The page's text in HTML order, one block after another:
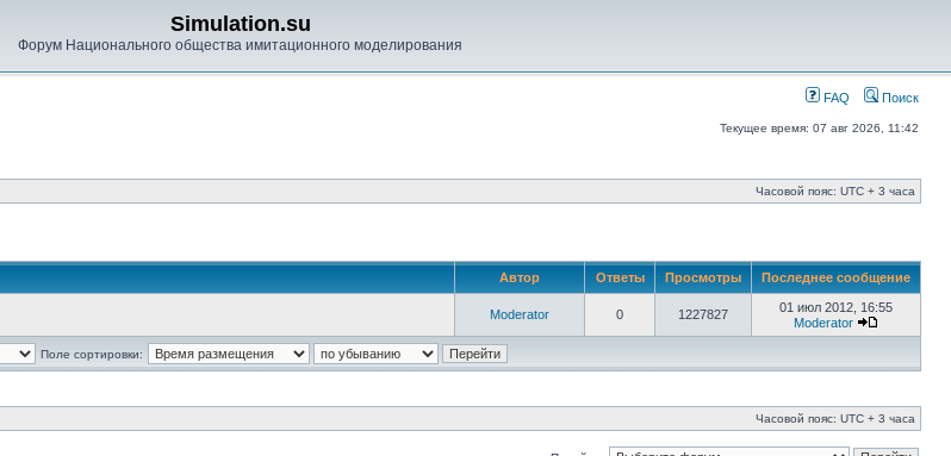
Simulation.su
Форум Национального общества имитационного моделирования
FAQ Поиск
Текущее время: 07 авг 2026, 11:42
Часовой пояс: UTC + 3 часа
Автор Ответы Просмотры Последнее сообщение
Moderator 0 1227827
01 июл 2012, 16:55
Moderator
Поле сортировки:
Часовой пояс: UTC + 3 часа